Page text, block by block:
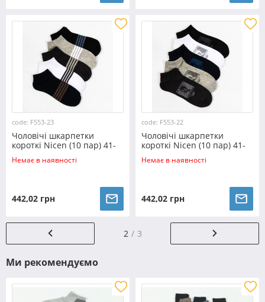
code: F553-23
Чоловічі шкарпетки
короткі Nicen (10 пар) 41-
47 №F553-23
Немає в наявності
442,02 грн
code: F553-22
Чоловічі шкарпетки
короткі Nicen (10 пар) 41-
47 №F553-22
Немає в наявності
442,02 грн
2 3
Ми рекомендуємо